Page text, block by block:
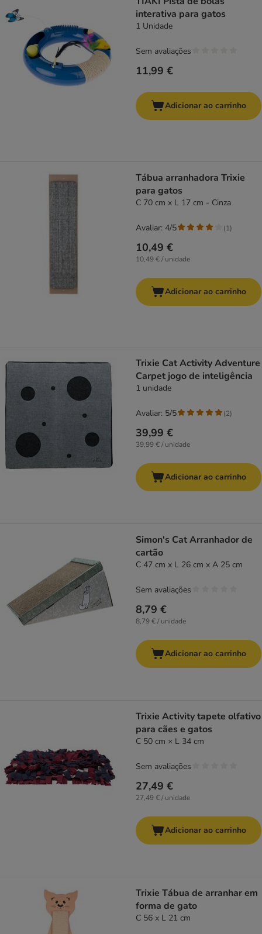
interativa para gatos
1 Unidade
11,99 €
Sem avaliações
Adicionar ao carrinho
Tábua arranhadora Trixie
para gatos
C 70 cm x L 17 cm - Cinza
10,49 €
10,49 € / unidade
Avaliar: 4/5 (1)
Adicionar ao carrinho
Trixie Cat Activity Adventure
Carpet jogo de inteligência
1 unidade
39,99 €
39,99 € / unidade
Avaliar: 5/5 (2)
Adicionar ao carrinho
Simon's Cat Arranhador de
cartão
C 47 cm x L 26 cm x A 25 cm
8,79 €
8,79 € / unidade
Sem avaliações
Adicionar ao carrinho
Trixie Activity tapete olfativo
para cães e gatos
C 50 cm × L 34 cm
27,49 €
27,49 € / unidade
Sem avaliações
Adicionar ao carrinho
Trixie Tábua de arranhar em
forma de gato
C 56 x L 21 cm